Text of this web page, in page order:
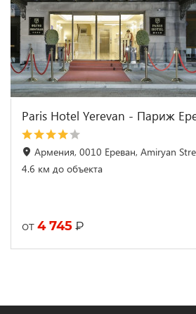
Paris Hotel Yerevan - Париж
Армения, 0010 Ереван, Amiryan
4.6 км до объекта
от 4 745 ₽